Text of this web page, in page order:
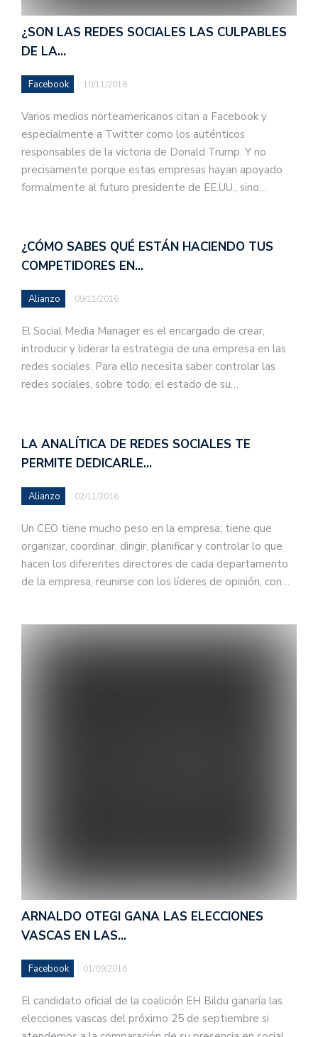
¿SON LAS REDES SOCIALES LAS CULPABLES
DE LA…
Facebook 10/11/2016
Varios medios norteamericanos citan a Facebook y
especialmente a Twitter como los auténticos
responsables de la victoria de Donald Trump. Y no
precisamente porque estas empresas hayan apoyado
formalmente al futuro presidente de EE.UU., sino…
¿CÓMO SABES QUÉ ESTÁN HACIENDO TUS
COMPETIDORES EN…
Alianzo 09/11/2016
El Social Media Manager es el encargado de crear,
introducir y liderar la estrategia de una empresa en las
redes sociales. Para ello necesita saber controlar las
redes sociales, sobre todo, el estado de su…
LA ANALÍTICA DE REDES SOCIALES TE
PERMITE DEDICARLE…
Alianzo 02/11/2016
Un CEO tiene mucho peso en la empresa; tiene que
organizar, coordinar, dirigir, planificar y controlar lo que
hacen los diferentes directores de cada departamento
de la empresa, reunirse con los líderes de opinión, con…
ARNALDO OTEGI GANA LAS ELECCIONES
VASCAS EN LAS…
Facebook 01/09/2016
El candidato oficial de la coalición EH Bildu ganaría las
elecciones vascas del próximo 25 de septiembre si